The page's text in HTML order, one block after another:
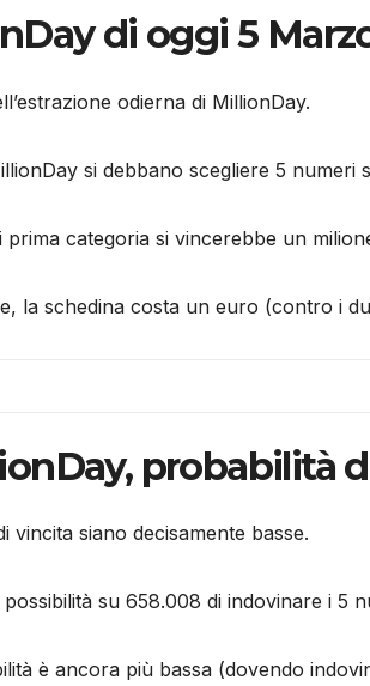
di oggi 5
odierna di MillionDay.
si debbano scegliere 5 numeri
categoria si vincerebbe un
la schedina costa un euro (contro i
probabilità
vincita siano decisamente basse.
su 658.008 di indovinare i 5
è ancora più bassa (dovendo